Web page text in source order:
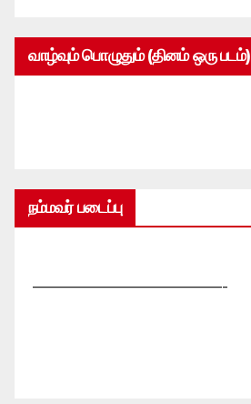
வாழ்வும் பொழுதும் (தினம் ஒரு படம்)
நம்மவர் படைப்பு
—————————————-